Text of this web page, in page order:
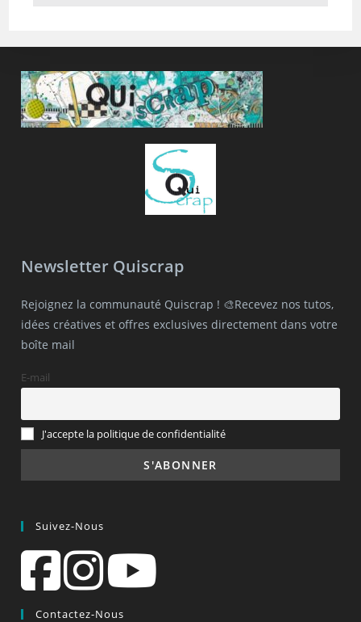
Newsletter Quiscrap
Rejoignez la communauté Quiscrap ! 🎨Recevez nos tutos,
idées créatives et offres exclusives directement dans votre
boîte mail
E-mail
J'accepte la politique de confidentialité
Suivez-Nous
Contactez-Nous